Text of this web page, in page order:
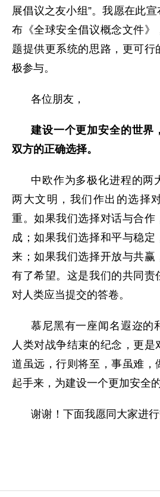
展倡议之友小组”。我愿在此
布《全球安全倡议概念文件》
题提供更系统的思路，更可行
极参与。
各位朋友，
建设一个更加安全的世界
双方的正确选择。
中欧作为多极化进程的两
两大文明，我们作出的选择
重。如果我们选择对话与合作
成；如果我们选择和平与稳定
来；如果我们选择开放与共赢
有了希望。这是我们的共同责
对人类应当提交的答卷。
慕尼黑有一座闻名遐迩的
人 类对战争结束的纪念，更是
道虽远，行则将至，事虽难，
起手来，为建设一个更加安全
谢谢！下面我愿同大家进行